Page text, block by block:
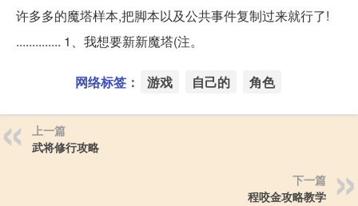
许多多的魔塔样本,把脚本以及公共事件复制过来就行了!
.............. 1、我想要新新魔塔(注。
网络标签： 游戏 自己的 角色
上一篇
武将修行攻略
下一篇
程咬金攻略教学